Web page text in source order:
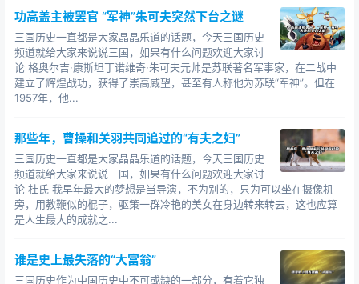
曹奂（246年—302年）56岁
邓艾（197年—264年）67岁
钟会（225年—264年）39岁
杨修（175年—219年）44岁
弥衡（173年—198年）25岁
华佗（142年—208年）66岁
刘禅（207年—272年）65岁
功高盖主被罢官 “军神”朱可夫突然下台之谜
三国历史一直都是大家晶晶乐道的话题，今天三国历史
频道就给大家来说说三国，如果有什么问题欢迎大家讨
论 格奥尔吉·康斯坦丁诺维奇·朱可夫元帅是苏联著名军事家，在二战中
建立了辉煌战功，获得了崇高威望，甚至有人称他为苏联“军神”。但在
1957年，他...
那些年，曹操和关羽共同追过的“有夫之妇”
三国历史一直都是大家晶晶乐道的话题，今天三国历史
频道就给大家来说说三国，如果有什么问题欢迎大家讨
论 杜氏 我早年最大的梦想是当导演，不为别的，只为可以坐在摄像机
旁，用教鞭似的棍子，驱策一群冷艳的美女在身边转来转去，这也应算
是人生最大的成就之...
谁是史上最失落的“大富翁”
三国历史作为中国历史中不可或缺的一部分，有着它独